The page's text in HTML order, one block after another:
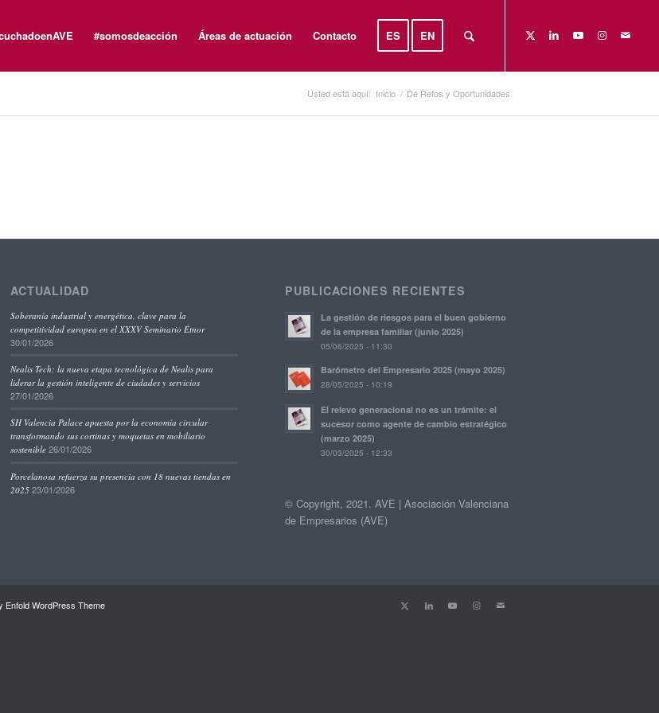
#somosdeacción Áreas de actuación Contacto ES EN
Usted está aquí: Inicio / De Retos y Oportunidades
ACTUALIDAD
Soberanía industrial y energética, clave para la
competitividad europea en el XXXV Seminario Étnor
30/01/2026
Nealis Tech: la nueva etapa tecnológica de Nealis para
liderar la gestión inteligente de ciudades y servicios
27/01/2026
SH Valencia Palace apuesta por la economía circular
transformando sus cortinas y moquetas en mobiliario
sostenible 26/01/2026
Porcelanosa refuerza su presencia con 18 nuevas tiendas en
2025 23/01/2026
PUBLICACIONES RECIENTES
La gestión de riesgos para el buen gobierno
de la empresa familiar (junio 2025)
05/06/2025 - 11:30
Barómetro del Empresario 2025 (mayo 2025)
28/05/2025 - 10:19
El relevo generacional no es un trámite: el
sucesor como agente de cambio estratégico
(marzo 2025)
30/03/2025 - 12:33
© Copyright, 2021. AVE | Asociación Valenciana
de Empresarios (AVE)
Enfold WordPress Theme